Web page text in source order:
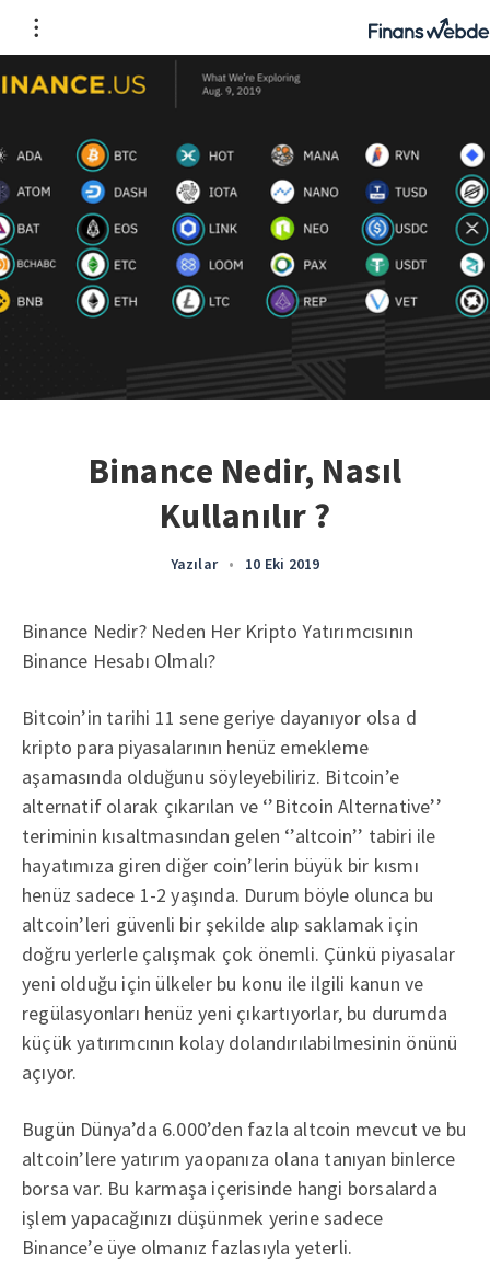
Binance Nedir, Nasıl
Kullanılır ?
Yazılar • 10 Eki 2019
Binance Nedir? Neden Her Kripto Yatırımcısının
Binance Hesabı Olmalı?
Bitcoin’in tarihi 11 sene geriye dayanıyor olsa d
kripto para piyasalarının henüz emekleme
aşamasında olduğunu söyleyebiliriz. Bitcoin’e
alternatif olarak çıkarılan ve ‘’Bitcoin Alternative’’
teriminin kısaltmasından gelen ‘’altcoin’’ tabiri ile
hayatımıza giren diğer coin’lerin büyük bir kısmı
henüz sadece 1-2 yaşında. Durum böyle olunca bu
altcoin’leri güvenli bir şekilde alıp saklamak için
doğru yerlerle çalışmak çok önemli. Çünkü piyasalar
yeni olduğu için ülkeler bu konu ile ilgili kanun ve
regülasyonları henüz yeni çıkartıyorlar, bu durumda
küçük yatırımcının kolay dolandırılabilmesinin önünü
açıyor.
Bugün Dünya’da 6.000’den fazla altcoin mevcut ve bu
altcoin’lere yatırım yaopanıza olana tanıyan binlerce
borsa var. Bu karmaşa içerisinde hangi borsalarda
işlem yapacağınızı düşünmek yerine sadece
Binance’e üye olmanız fazlasıyla yeterli.